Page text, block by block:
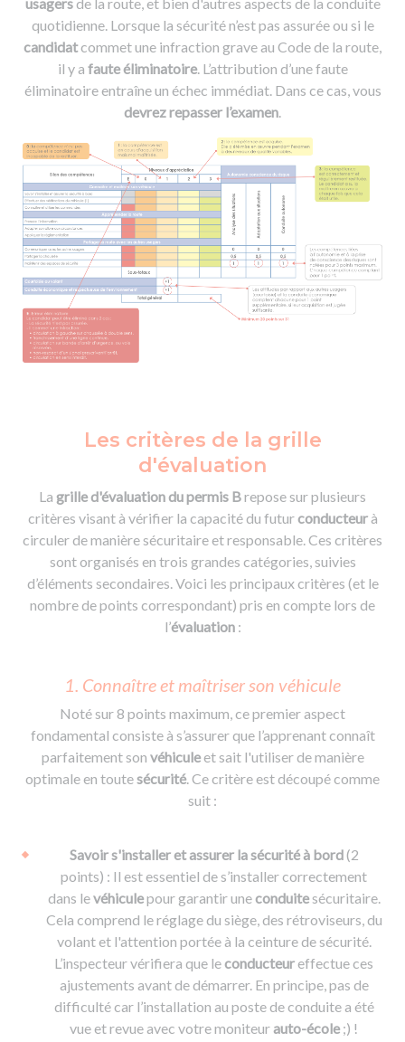
quotidienne. Lorsque la sécurité n’est pas assurée ou si le
candidatcommet une infraction grave au Code de la route,
il y a faute éliminatoire. L’attribution d’une faute
éliminatoire entraîne un échec immédiat. Dans ce cas, vous
devrez repasser l’examen.
Les critères de la grille
d'évaluation
La grille d'évaluation du permis Brepose sur plusieurs
critères visant à vérifier la capacité du futurconducteurà
circuler de manière sécuritaire et responsable. Ces critères
sont organisés en trois grandes catégories, suivies
d’éléments secondaires. Voici les principaux critères (et le
nombre de points correspondant) pris en compte lors de
l’évaluation:
1. Connaître et maîtriser son véhicule
Noté sur 8 points maximum, ce premier aspect
fondamental consiste à s’assurer que l’apprenant connaît
parfaitement son véhiculeet sait l'utiliser de manière
optimale en toutesécurité. Ce critère est découpé comme
suit :
Savoir s'installer et assurer la sécurité à bord(2
points) : Il est essentiel de s’installer correctement
dans levéhiculepour garantir uneconduite sécuritaire.
Cela comprend le réglage du siège, des rétroviseurs, du
volant et l'attention portée à la ceinture de sécurité.
L’inspecteur vérifiera que leconducteureffectue ces
ajustements avant de démarrer. En principe, pas de
difficulté car l’installation au poste de conduite a été
vue et revue avec votre moniteurauto-école ;) !